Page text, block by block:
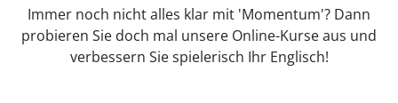
Immer noch nicht alles klar mit 'Momentum'? Dann
probieren Sie doch mal unsere Online-Kurse aus und
verbessern Sie spielerisch Ihr Englisch!